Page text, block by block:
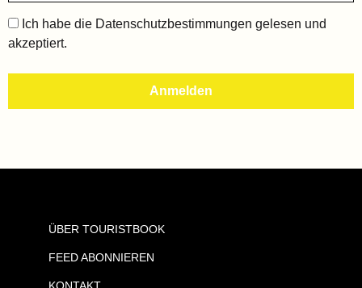
Ich habe die Datenschutzbestimmungen gelesen und
akzeptiert.
ÜBER TOURISTBOOK
FEED ABONNIEREN